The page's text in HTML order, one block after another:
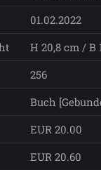
01.02.2022
H 20,8 cm / B
256
Buch
EUR 20.00
EUR 20.60